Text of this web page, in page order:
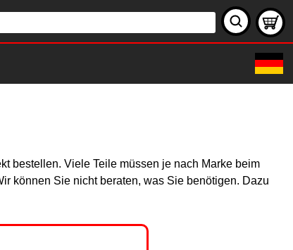
bestellen. Viele Teile müssen je nach Marke beim
können Sie nicht beraten, was Sie benötigen. Dazu